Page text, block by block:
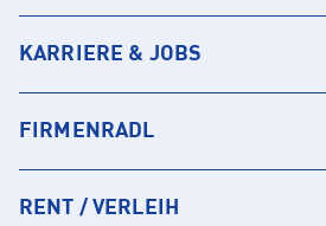
KARRIERE & JOBS
FIRMENRADL
RENT / VERLEIH